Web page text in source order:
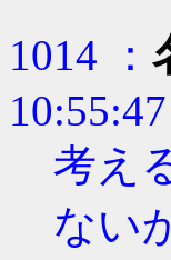
1014 ：
10:55:47
考え
ない